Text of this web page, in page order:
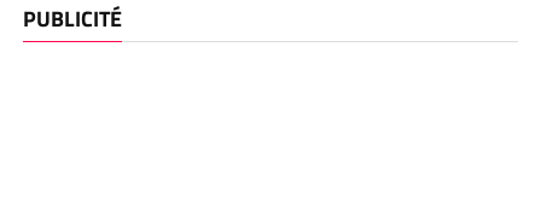
PUBLICITÉ